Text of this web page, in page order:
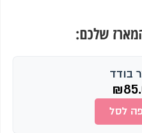
שלכם:
בודד
₪
לסל